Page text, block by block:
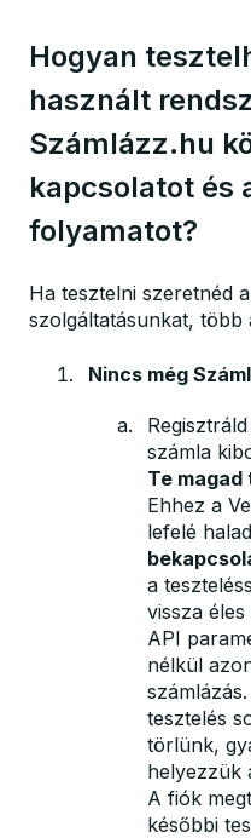
Hogyan
használt
Számlázz.hu
kapcsolatot és
folyamatot?
Ha tesztelni szeretnéd
szolgáltatásunkat, több
Nincs még
számla
Te
Ehhez a
lefelé
a
vissza
API
nélkül
tesztelés
törlünk,
helyezzük
A fiók
későbbi